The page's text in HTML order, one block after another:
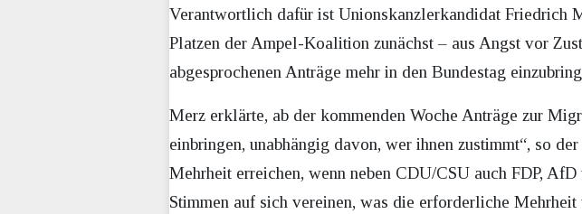
Verantwortlich dafür ist Unionskanzlerkandidat Friedrich
Platzen der Ampel-Koalition zunächst – aus Angst vor
abgesprochenen Anträge mehr in den Bundestag
Merz erklärte, ab der kommenden Woche Anträge zur
einbringen, unabhängig davon, wer ihnen zustimmt“, so
Mehrheit erreichen, wenn neben CDU/CSU auch FDP,
Stimmen auf sich vereinen, was die erforderliche